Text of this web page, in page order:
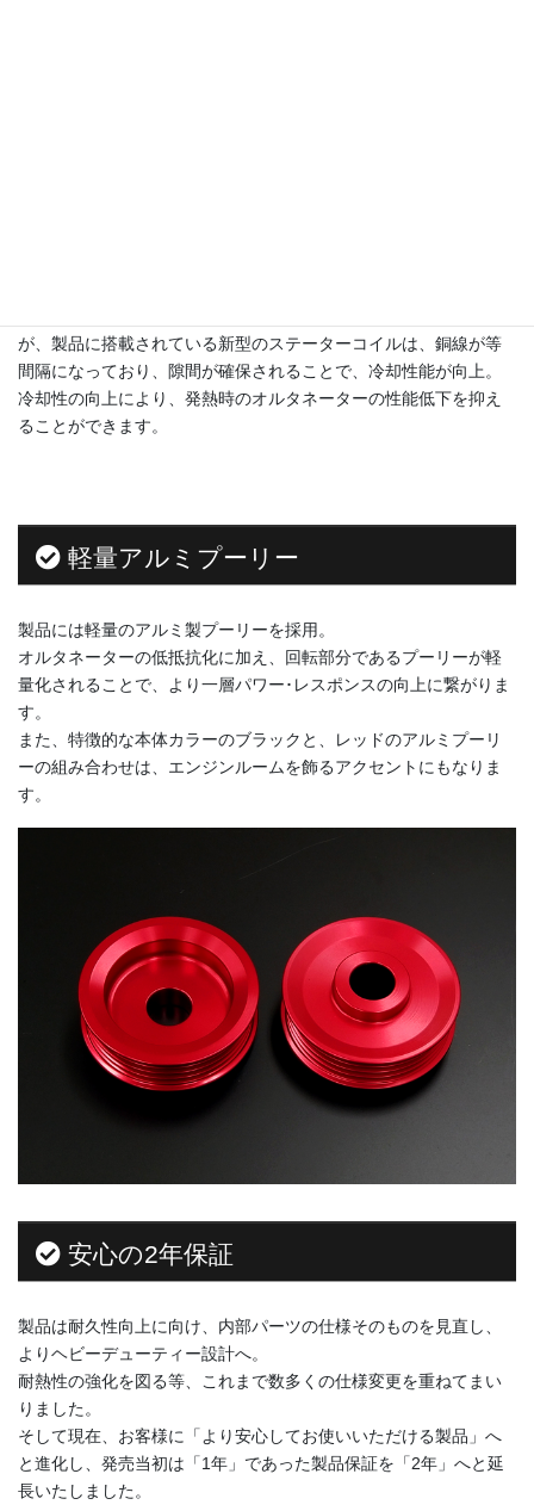
が、製品に搭載されている新型のステーターコイルは、銅線が等
間隔になっており、隙間が確保されることで、冷却性能が向上。
冷却性の向上により、発熱時のオルタネーターの性能低下を抑え
ることができます。
軽量アルミプーリー
製品には軽量のアルミ製プーリーを採用。
オルタネーターの低抵抗化に加え、回転部分であるプーリーが軽
量化されることで、より一層パワー･レスポンスの向上に繋がりま
す。
また、特徴的な本体カラーのブラックと、レッドのアルミプーリ
ーの組み合わせは、エンジンルームを飾るアクセントにもなりま
す。
安心の2年保証
製品は耐久性向上に向け、内部パーツの仕様そのものを見直し、
よりヘビーデューティー設計へ。
耐熱性の強化を図る等、これまで数多くの仕様変更を重ねてまい
りました。
そして現在、お客様に「より安心してお使いいただける製品」へ
と進化し、発売当初は「1年」であった製品保証を「2年」へと延
長いたしました。